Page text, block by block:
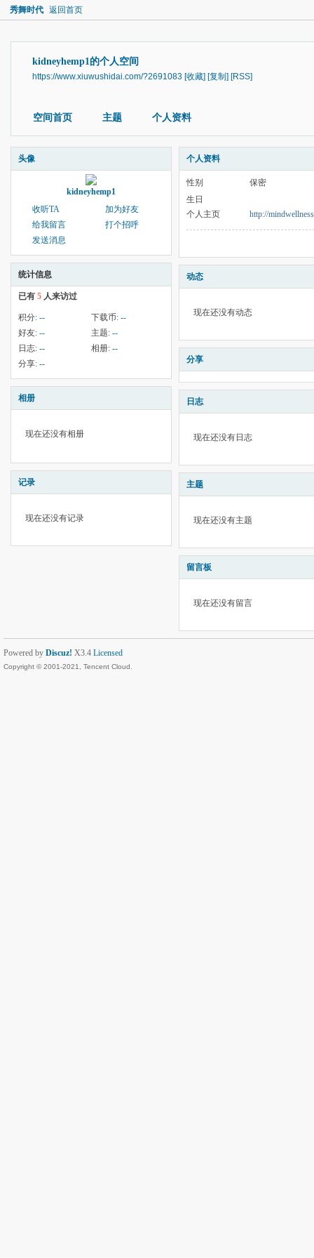
秀舞时代 返回首页
kidneyhemp1的个人空间
https://www.xiuwushidai.com/?2691083 [收藏] [复制] [RSS]
空间首页 主题 个人资料
头像
kidneyhemp1
收听TA
加为好友
给我留言
打个招呼
发送消息
统计信息
已有 5 人来访过
积分: -- 下载币: --
好友: -- 主题: --
日志: -- 相册: --
分享: --
相册
现在还没有相册
记录
现在还没有记录
个人资料
性别
保密
生日
个人主页
http://
动态
现在还没有动态
分享
日志
现在还没有日志
主题
现在还没有主题
留言板
现在还没有留言
Powered by Discuz! X3.4 Licensed
Copyright © 2001-2021, Tencent Cloud.